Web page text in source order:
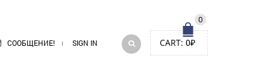
0
CART: 0₽
СООБЩЕНИЕ! SIGN IN